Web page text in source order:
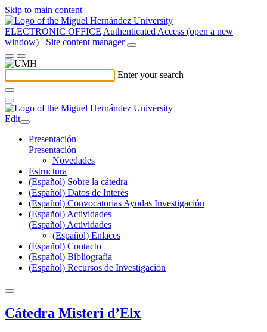
Skip to main content
ELECTRONIC OFFICE Authenticated Access (open a new
window)
Site content manager
Enter your search
Edit
Presentación
Presentación
Novedades
Estructura
(Español) Sobre la cátedra
(Español) Datos de Interés
(Español) Convocatorias Ayudas Investigación
(Español) Actividades
(Español) Actividades
(Español) Enlaces
(Español) Contacto
(Español) Bibliografía
(Español) Recursos de Investigación
Cátedra Misteri d’Elx